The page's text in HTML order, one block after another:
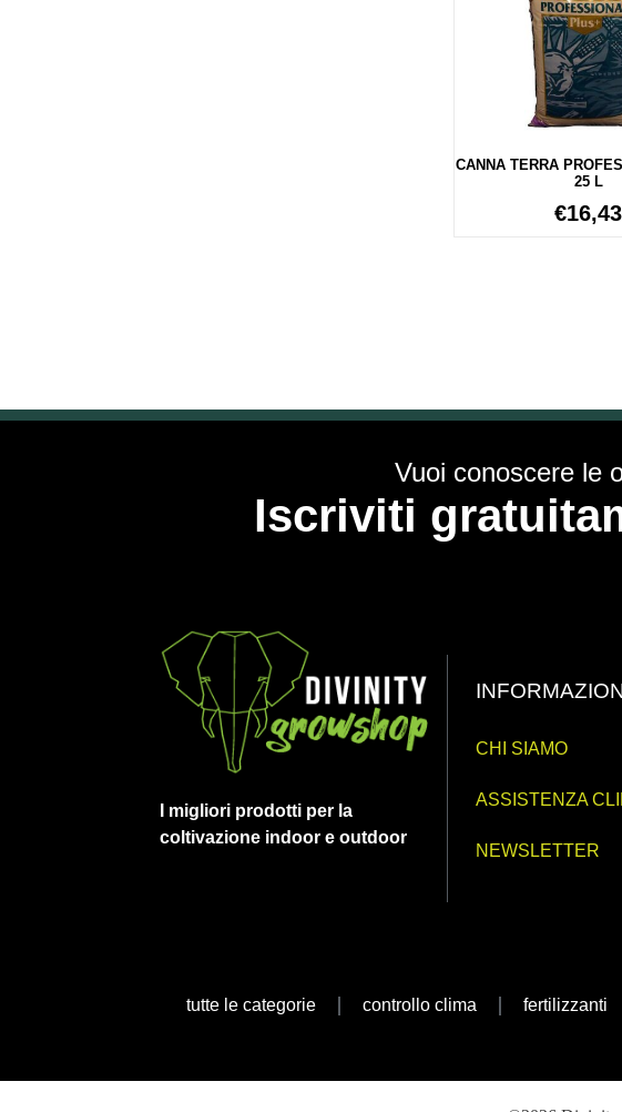
CANNA TERRA
25 L
€16,43
Vuoi conoscere le
Iscriviti
I migliori prodotti per la
coltivazione indoor e outdoor
CHI SIAMO
ASSISTENZA
NEWSLETTER
tutte le categorie controllo clima fertilizzanti